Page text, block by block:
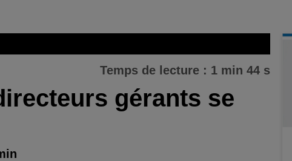
Temps de lecture : 1 min 44 s
gérants se